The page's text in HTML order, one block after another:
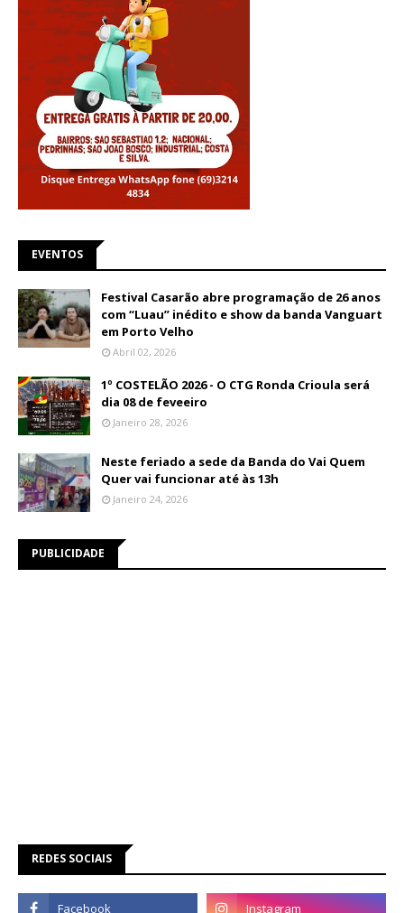
EVENTOS
Festival Casarão abre programação de 26 anos
com “Luau” inédito e show da banda Vanguart
em Porto Velho
Abril 02, 2026
1º COSTELÃO 2026 - O CTG Ronda Crioula será
dia 08 de feveeiro
Janeiro 28, 2026
Neste feriado a sede da Banda do Vai Quem
Quer vai funcionar até às 13h
Janeiro 24, 2026
PUBLICIDADE
REDES SOCIAIS